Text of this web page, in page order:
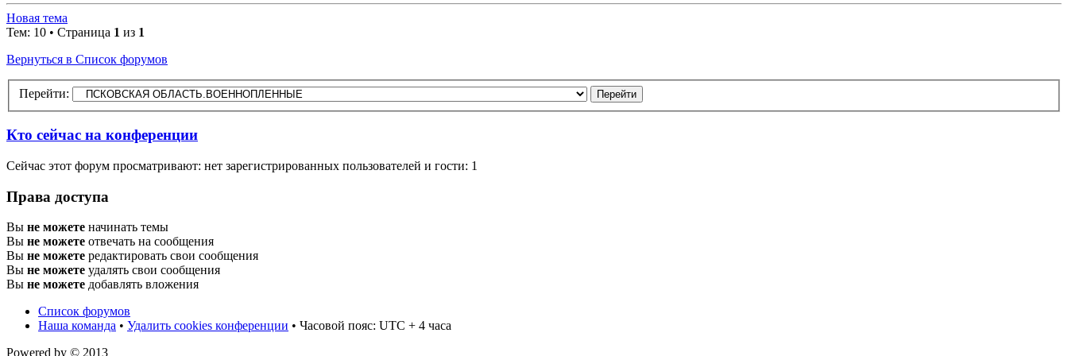
Новая тема
Тем: 10 • Страница 1 из 1
Вернуться в Список форумов
Перейти:
Кто сейчас на конференции
Сейчас этот форум просматривают: нет зарегистрированных пользователей и гости: 1
Права доступа
Вы не можете начинать темы
Вы не можете отвечать на сообщения
Вы не можете редактировать свои сообщения
Вы не можете удалять свои сообщения
Вы не можете добавлять вложения
Список форумов
Наша команда • Удалить cookies конференции • Часовой пояс: UTC + 4 часа
Powered by © 2013